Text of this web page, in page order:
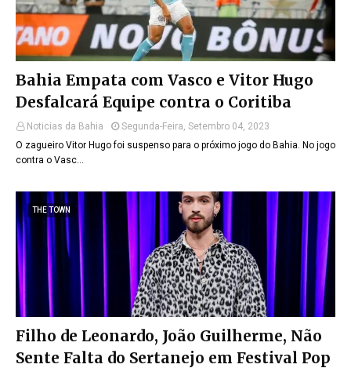
Bahia Empata com Vasco e Vitor Hugo
Desfalcará Equipe contra o Coritiba
Noticias da Bahia
Segunda-Feira, Setembro 04, 2023
O zagueiro Vitor Hugo foi suspenso para o próximo jogo do Bahia. No jogo
contra o Vasc…
THE TOWN
Filho de Leonardo, João Guilherme, Não
Sente Falta do Sertanejo em Festival Pop